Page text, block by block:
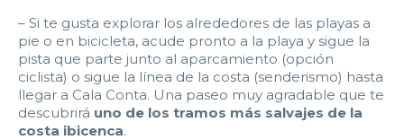
– Si te gusta explorar los alrededores de las playas a
pie o en bicicleta, acude pronto a la playa y sigue la
pista que parte junto al aparcamiento (opción
ciclista) o sigue la línea de la costa (senderismo) hasta
llegar a Cala Conta. Una paseo muy agradable que te
descubrirá uno de los tramos más salvajes de la
costa ibicenca.